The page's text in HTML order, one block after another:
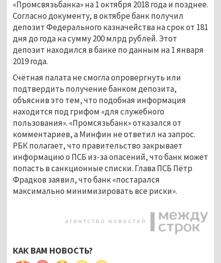
«Промсвязьбанка» на 1 октября 2018 года и позднее.
Согласно документу, в октябре банк получил
депозит Федерального казначейства на срок от 181
дня до года на сумму 200 млрд рублей. Этот
депозит находился в банке по данным на 1 января
2019 года.
Счётная палата не смогла опровергнуть или
подтвердить получение банком депозита,
объяснив это тем, что подобная информация
находится под грифом «для служебного
пользования». «Промсязьбанк» отказался от
комментариев, а Минфин не ответил на запрос.
РБК полагает, что правительство закрывает
информацию о ПСБ из-за опасений, что банк может
попасть в санкционные списки. Глава ПСБ Пётр
Фрадков заявил, что банк «постарался
максимально минимизировать все риски».
КАК ВАМ НОВОСТЬ?